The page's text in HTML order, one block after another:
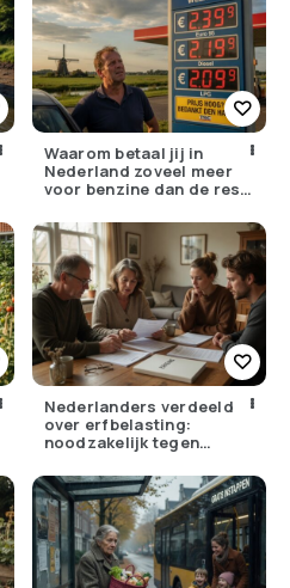
Waarom betaal jij in
Nederland zoveel meer
voor benzine dan de rest
Nederlanders verdeeld
over erfbelasting:
noodzakelijk tegen